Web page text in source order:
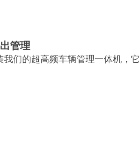
管理
我们的超高频车辆管理一体机，